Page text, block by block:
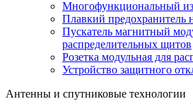
Многофункциональный
Плавкий предохранитель
Пускатель магнитный
распределительных щитов
Розетка модульная для
Устройство защитного
Антенны и спутниковые технологии